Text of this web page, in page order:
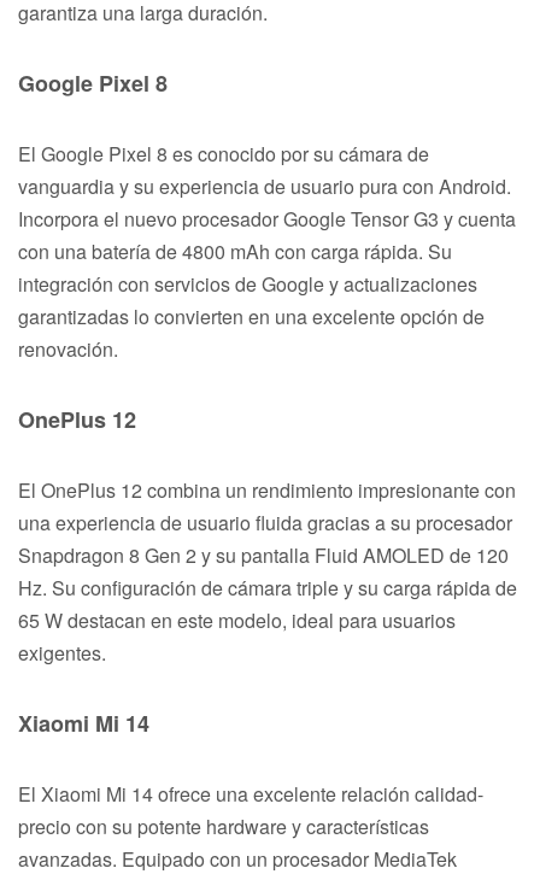
garantiza una larga duración.
Google Pixel 8
El Google Pixel 8 es conocido por su cámara de
vanguardia y su experiencia de usuario pura con Android.
Incorpora el nuevo procesador Google Tensor G3 y cuenta
con una batería de 4800 mAh con carga rápida. Su
integración con servicios de Google y actualizaciones
garantizadas lo convierten en una excelente opción de
renovación.
OnePlus 12
El OnePlus 12 combina un rendimiento impresionante con
una experiencia de usuario fluida gracias a su procesador
Snapdragon 8 Gen 2 y su pantalla Fluid AMOLED de 120
Hz. Su configuración de cámara triple y su carga rápida de
65 W destacan en este modelo, ideal para usuarios
exigentes.
Xiaomi Mi 14
El Xiaomi Mi 14 ofrece una excelente relación calidad-
precio con su potente hardware y características
avanzadas. Equipado con un procesador MediaTek